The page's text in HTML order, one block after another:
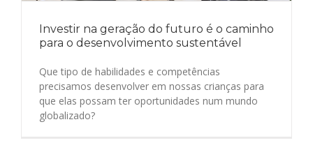
Investir na geração do futuro é o caminho
para o desenvolvimento sustentável
Que tipo de habilidades e competências
precisamos desenvolver em nossas crianças para
que elas possam ter oportunidades num mundo
globalizado?